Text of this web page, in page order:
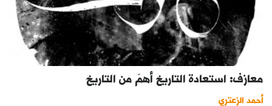
معازف: استعادة التاريخ أهمّ من التاريخ
أحمد الزعتري